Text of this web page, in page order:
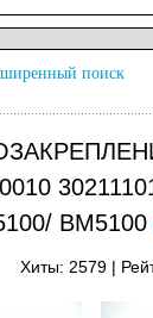
поиск
BM5100
Хиты: 2579